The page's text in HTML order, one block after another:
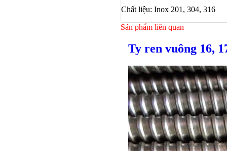
Bulong
Chất liệu: Inox 201, 304, 316
Sản phẩm liên quan
Ty ren vuông 16,